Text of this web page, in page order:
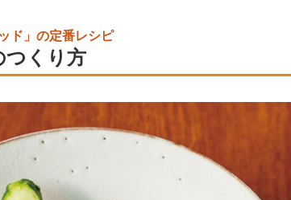
ド」の定番レシピ
つくり方